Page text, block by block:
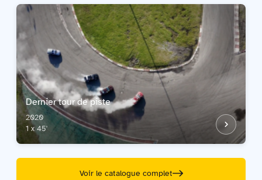
Dernier tour de piste
2020
1 x 45'
Voir le catalogue complet